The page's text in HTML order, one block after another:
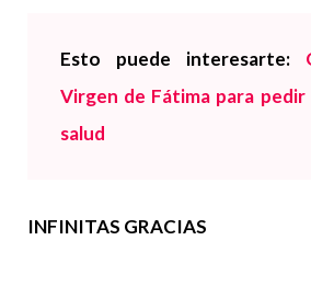
Esto puede interesarte:
Virgen de Fátima para
salud
INFINITAS GRACIAS